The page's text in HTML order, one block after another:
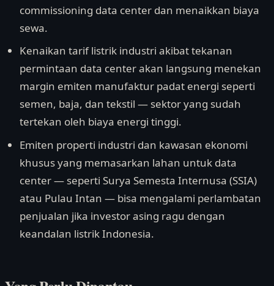
commissioning data center dan menaikkan biaya
sewa.
Kenaikan tarif listrik industri akibat tekanan
permintaan data center akan langsung menekan
margin emiten manufaktur padat energi seperti
semen, baja, dan tekstil — sektor yang sudah
tertekan oleh biaya energi tinggi.
Emiten properti industri dan kawasan ekonomi
khusus yang memasarkan lahan untuk data
center — seperti Surya Semesta Internusa (SSIA)
atau Pulau Intan — bisa mengalami perlambatan
penjualan jika investor asing ragu dengan
keandalan listrik Indonesia.